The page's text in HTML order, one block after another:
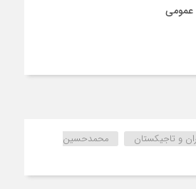
عمومی
و تاجیکستان
محمدحسین